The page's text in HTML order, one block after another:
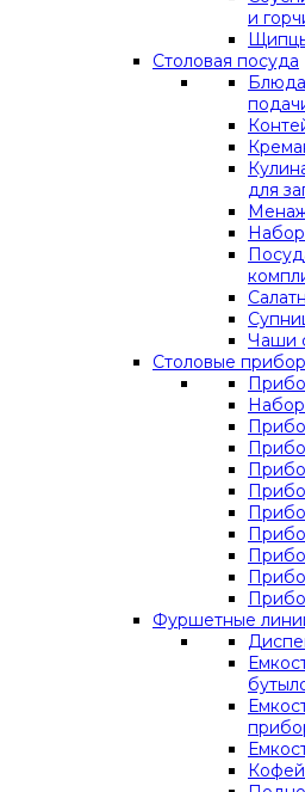
и
Столовая посуда
для
Чаши
Столовые
Фуршетные